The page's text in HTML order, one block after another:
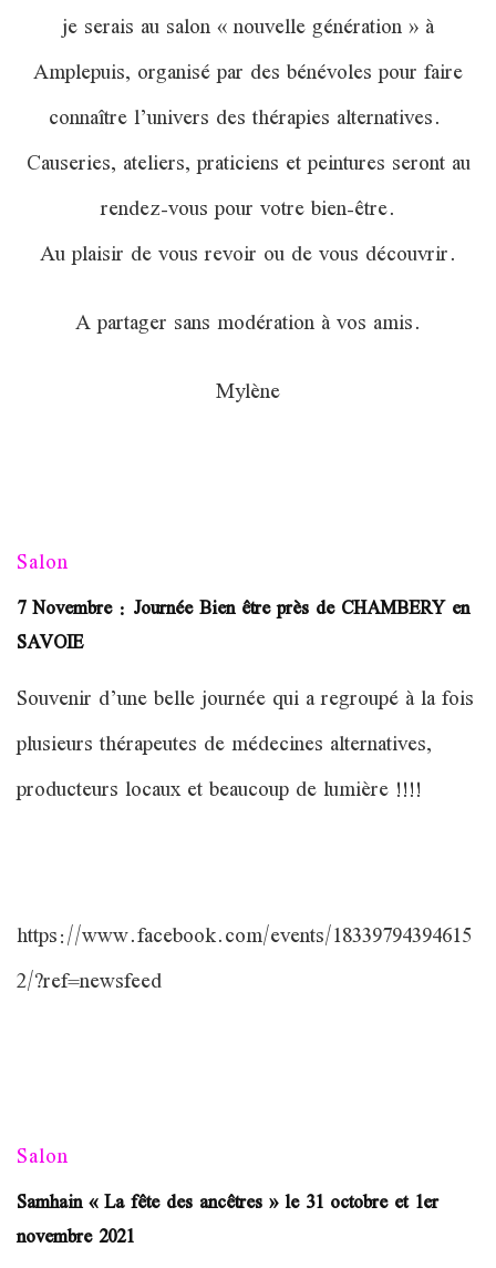
je serais au salon « nouvelle génération » à
Amplepuis, organisé par des bénévoles pour faire
connaître l’univers des thérapies alternatives.
Causeries, ateliers, praticiens et peintures seront au
rendez-vous pour votre bien-être.
Au plaisir de vous revoir ou de vous découvrir.
A partager sans modération à vos amis.
Mylène
Salon
7 Novembre : Journée Bien être près de CHAMBERY en
SAVOIE
Souvenir d’une belle journée qui a regroupé à la fois
plusieurs thérapeutes de médecines alternatives,
producteurs locaux et beaucoup de lumière !!!!
https://www.facebook.com/events/18339794394615
2/?ref=newsfeed
Salon
Samhain « La fête des ancêtres » le 31 octobre et 1er
novembre 2021